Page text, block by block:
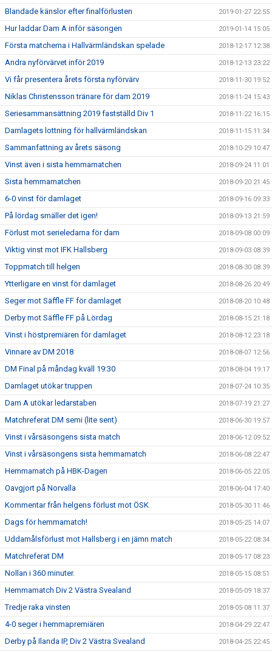
Blandade känslor efter finalförlusten 2019-01-27 22:55
Hur laddar Dam A inför säsongen 2019-01-14 15:05
Första matcherna i Hallvärmländskan spelade 2018-12-17 12:38
Andra nyförvärvet inför 2019 2018-12-13 23:22
Vi får presentera årets första nyförvärv 2018-11-30 19:52
Niklas Christensson tränare för dam 2019 2018-11-24 15:43
Seriesammansättning 2019 fastställd Div 1 2018-11-22 16:15
Damlagets lottning för hallvärmländskan 2018-11-15 11:34
Sammanfattning av årets säsong 2018-10-29 10:47
Vinst även i sista hemmamatchen 2018-09-24 11:01
Sista hemmamatchen 2018-09-20 21:45
6-0 vinst för damlaget 2018-09-16 09:33
På lördag smäller det igen! 2018-09-13 21:59
Förlust mot serieledarna för dam 2018-09-08 00:09
Viktig vinst mot IFK Hallsberg 2018-09-03 08:39
Toppmatch till helgen 2018-08-30 08:39
Ytterligare en vinst för damlaget 2018-08-26 20:49
Seger mot Säffle FF för damlaget 2018-08-20 10:48
Derby mot Säffle FF på Lördag 2018-08-15 21:18
Vinst i höstpremiären för damlaget 2018-08-12 23:18
Vinnare av DM 2018 2018-08-07 12:56
DM Final på måndag kväll 19:30 2018-08-04 19:17
Damlaget utökar truppen 2018-07-24 10:35
Dam A utökar ledarstaben 2018-07-19 21:27
Matchreferat DM semi (lite sent) 2018-06-30 19:57
Vinst i vårsäsongens sista match 2018-06-12 09:52
Vinst i vårsäsongens sista hemmamatch 2018-06-08 22:47
Hemmamatch på HBK-Dagen 2018-06-05 22:05
Oavgjort på Norvalla 2018-06-04 17:40
Kommentar från helgens förlust mot ÖSK 2018-05-30 11:46
Dags för hemmamatch! 2018-05-25 14:07
Uddamålsförlust mot Hallsberg i en jämn match 2018-05-22 08:34
Matchreferat DM 2018-05-17 08:23
Nollan i 360 minuter. 2018-05-15 08:51
Hemmamatch Div 2 Västra Svealand 2018-05-09 18:37
Tredje raka vinsten 2018-05-08 11:37
4-0 seger i hemmapremiären 2018-04-29 22:47
Derby på Ilanda IP, Div 2 Västra Svealand 2018-04-25 22:45